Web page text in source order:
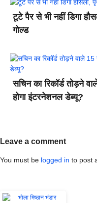
टूटे पैर से भी नहीं डिगा
गोल्ड
सचिन का रिकॉर्ड तोड़ने
होगा इंटरनेशनल डेब्यू?
Leave a comment
You must be logged in to post